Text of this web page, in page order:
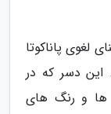
لغوی پاناکوتا
این دسر که در
ها و رنگ های